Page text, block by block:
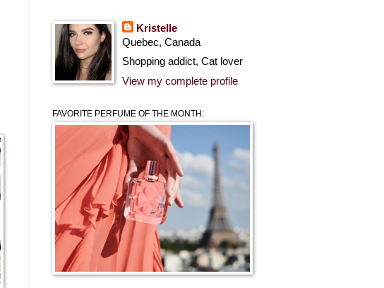
Kristelle
Quebec, Canada
Shopping addict, Cat lover
View my complete profile
FAVORITE PERFUME OF THE MONTH: